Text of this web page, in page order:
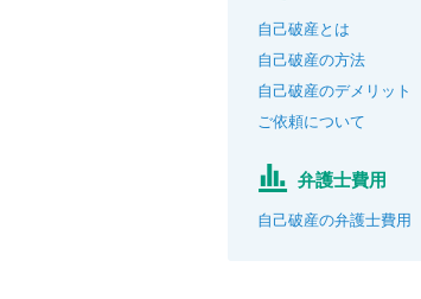
自己破産とは
自己破産の方法
自己破産のデメリット
ご依頼について
弁護士費用
自己破産の弁護士費用